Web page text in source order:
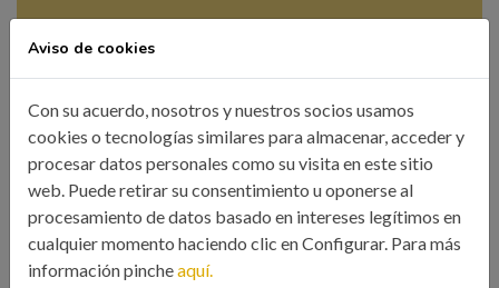
CATEGORÍAS
Colegio
Aviso de cookies
Con su acuerdo, nosotros y nuestros socios usamos
cookies o tecnologías similares para almacenar, acceder y
procesar datos personales como su visita en este sitio
web. Puede retirar su consentimiento u oponerse al
procesamiento de datos basado en intereses legítimos en
cualquier momento haciendo clic en Configurar. Para más
información pincheaquí.